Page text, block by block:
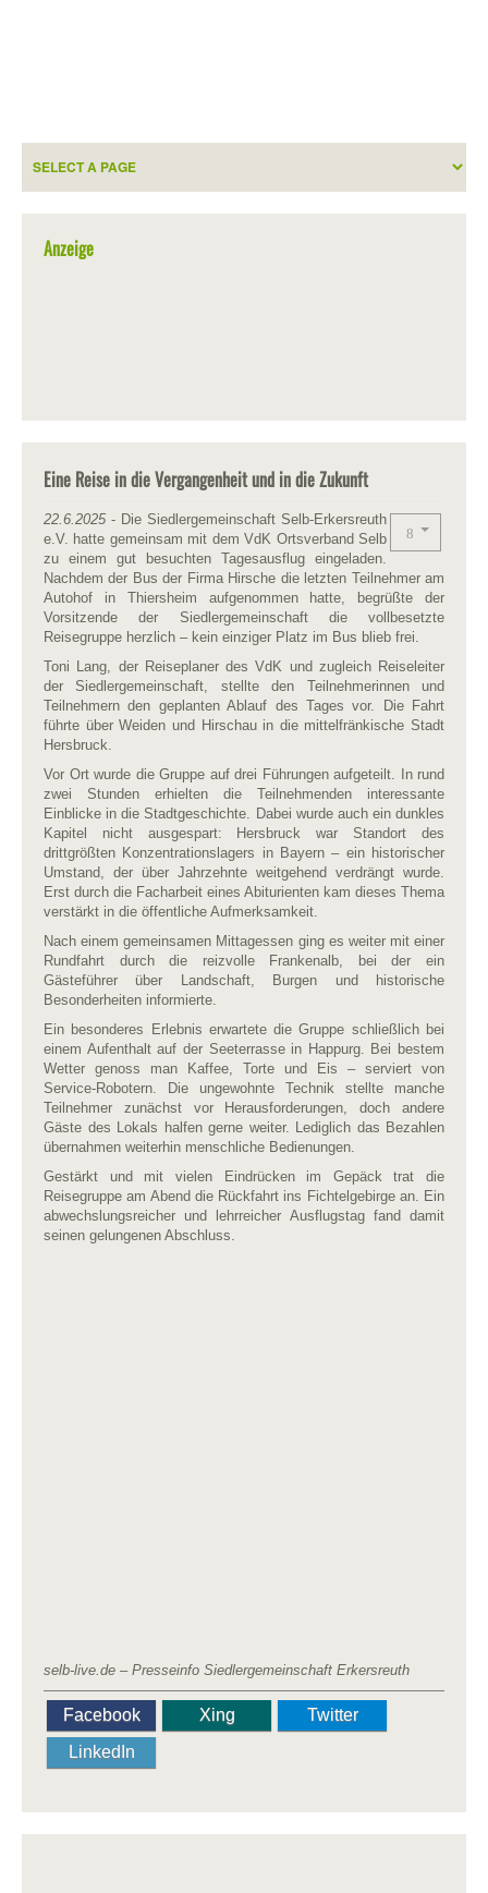
Anzeige
Eine Reise in die Vergangenheit und in die Zukunft
22.6.2025 - Die Siedlergemeinschaft Selb-Erkersreuth
e.V. hatte gemeinsam mit dem VdK Ortsverband Selb
zu einem gut besuchten Tagesausflug eingeladen.
Nachdem der Bus der Firma Hirsche die letzten Teilnehmer am
Autohof in Thiersheim aufgenommen hatte, begrüßte der
Vorsitzende der Siedlergemeinschaft die vollbesetzte
Reisegruppe herzlich – kein einziger Platz im Bus blieb frei.
Toni Lang, der Reiseplaner des VdK und zugleich Reiseleiter
der Siedlergemeinschaft, stellte den Teilnehmerinnen und
Teilnehmern den geplanten Ablauf des Tages vor. Die Fahrt
führte über Weiden und Hirschau in die mittelfränkische Stadt
Hersbruck.
Vor Ort wurde die Gruppe auf drei Führungen aufgeteilt. In rund
zwei Stunden erhielten die Teilnehmenden interessante
Einblicke in die Stadtgeschichte. Dabei wurde auch ein dunkles
Kapitel nicht ausgespart: Hersbruck war Standort des
drittgrößten Konzentrationslagers in Bayern – ein historischer
Umstand, der über Jahrzehnte weitgehend verdrängt wurde.
Erst durch die Facharbeit eines Abiturienten kam dieses Thema
verstärkt in die öffentliche Aufmerksamkeit.
Nach einem gemeinsamen Mittagessen ging es weiter mit einer
Rundfahrt durch die reizvolle Frankenalb, bei der ein
Gästeführer über Landschaft, Burgen und historische
Besonderheiten informierte.
Ein besonderes Erlebnis erwartete die Gruppe schließlich bei
einem Aufenthalt auf der Seeterrasse in Happurg. Bei bestem
Wetter genoss man Kaffee, Torte und Eis – serviert von
Service-Robotern. Die ungewohnte Technik stellte manche
Teilnehmer zunächst vor Herausforderungen, doch andere
Gäste des Lokals halfen gerne weiter. Lediglich das Bezahlen
übernahmen weiterhin menschliche Bedienungen.
Gestärkt und mit vielen Eindrücken im Gepäck trat die
Reisegruppe am Abend die Rückfahrt ins Fichtelgebirge an. Ein
abwechslungsreicher und lehrreicher Ausflugstag fand damit
seinen gelungenen Abschluss.
selb-live.de – Presseinfo Siedlergemeinschaft Erkersreuth
Facebook Xing
Twitter
LinkedIn